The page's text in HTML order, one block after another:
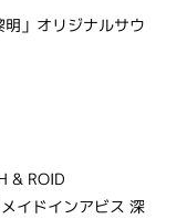
」オリジナルサウ
& ROID
イドインアビス 深